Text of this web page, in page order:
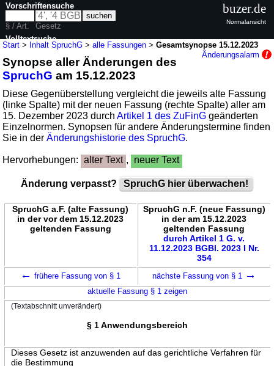
Start > Inhalt SpruchG >alle Fassungen >Gesamtsynopse 15.12.2023
Änderungsalarm
Synopse aller Änderungen des
SpruchG am 15.12.2023
Diese Gegenüberstellung vergleicht die jeweils alte Fassung
(linke Spalte) mit der neuen Fassung (rechte Spalte) aller am
15. Dezember 2023 durchArtikel 1 des ZuFinG geänderten
Einzelnormen. Synopsen für andere Änderungstermine finden
Sie in derÄnderungshistorie des SpruchG.
Hervorhebungen: alter Text , neuer Text
Änderung verpasst? SpruchG hier überwachen!
SpruchG a.F. (alte Fassung)
in der vor dem 15.12.2023
geltenden Fassung
SpruchG n.F. (neue Fassung)
in der am 15.12.2023
geltenden Fassung
durch Artikel 1 G. v.
11.12.2023 BGBl. 2023 I Nr.
354
← frühere Fassung von § 1 nächste Fassung von § 1 →
aktuelle Fassung § 1 zeigen
(Textabschnitt unverändert)
§ 1 Anwendungsbereich
Dieses Gesetz ist anzuwenden auf das gerichtliche Verfahren für
die Bestimmung
Vorschriftensuche
§ / Art.
Gesetz
Volltextsuche
nur in SpruchG
buzer.de
Normalansicht